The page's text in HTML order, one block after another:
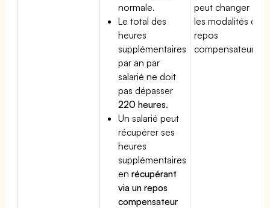
normale.
Le total des
heures
supplémentaires
par an par
salarié ne doit
pas dépasser
220 heures.
Un salarié peut
récupérer ses
heures
supplémentaires
enrécupérant
via un repos
compensateur
peut changer
les modalités du
repos
compensateur.